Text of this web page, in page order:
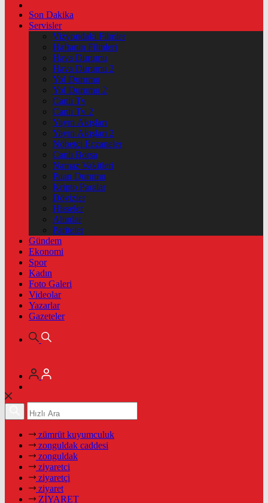
Son Dakika
Servisler
Vizyondaki Filmler
Haftanin Filmleri
Hava Durumu
Hava Durumu 2
Yol Durumu
Yol Durumu 2
Canlı Tv
Canlı Tv 2
Yayın Akışları
Yayın Akışları 2
Nöbetçi Eczaneler
Canlı Borsa
Namaz Vakitleri
Puan Durumu
Kripto Paralar
Dövizler
Hisseler
Altınlar
Pariteler
Gündem
Ekonomi
Spor
Kadın
Foto Galeri
Videolar
Yazarlar
Gazeteler
zümrüt kuyumculuk
zonguldak caddesi
zonguldak
ziyaretci
ziyaretçi
ziyaret
ZİYARET